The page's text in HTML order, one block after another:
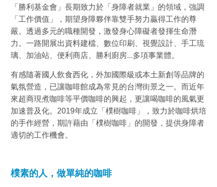
「勝利基金會」長期致力於「身障者就業」的領域，強調
「工作價值」，期望身障夥伴靠雙手努力贏得工作的尊
嚴。透過多元的職種開發，激發身心障礙者發揮生命潛
力。一路開展出資料建檔、數位印刷、視覺設計、手工琉
璃、加油站、便利商店、勝利廚房...多項事業體。
有感隨著國人飲食西化，外加國際級或本土新創等品牌的
氣氛營造，已讓咖啡館成為常見的台灣街景之一。而近年
來超商現煮咖啡等平價咖啡的興起，更讓喝咖啡的風氣更
加速普及化。 2019年成立「樸樹咖啡」，致力於咖啡烘培
的手作經營，期許藉由「樸樹咖啡」的開發，提供身障者
適切的工作機會。
樸素的人，做單純的咖啡